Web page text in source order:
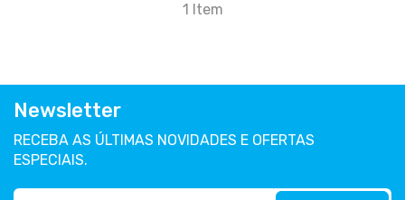
1 Item
Newsletter
RECEBA AS ÚLTIMAS NOVIDADES E OFERTAS
ESPECIAIS.